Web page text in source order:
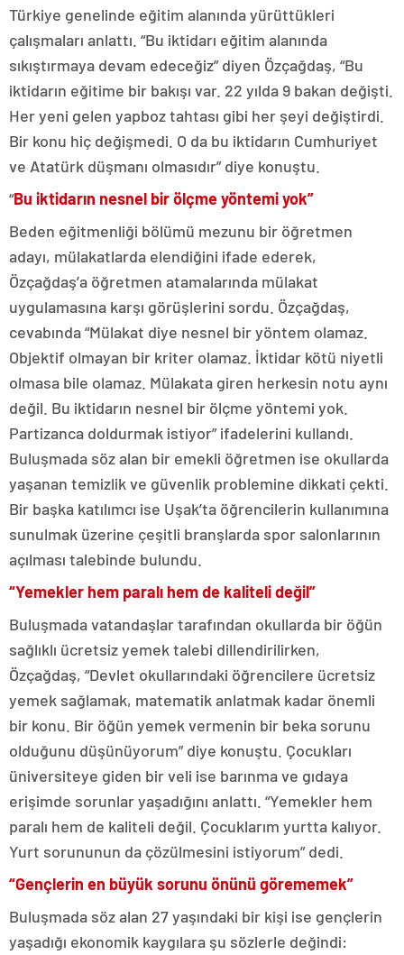
Türkiye genelinde eğitim alanında yürüttükleri
çalışmaları anlattı. “Bu iktidarı eğitim alanında
sıkıştırmaya devam edeceğiz” diyen Özçağdaş, “Bu
iktidarın eğitime bir bakışı var. 22 yılda 9 bakan değişti.
Her yeni gelen yapboz tahtası gibi her şeyi değiştirdi.
Bir konu hiç değişmedi. O da bu iktidarın Cumhuriyet
ve Atatürk düşmanı olmasıdır” diye konuştu.
“Bu iktidarın nesnel bir ölçme yöntemi yok”
Beden eğitmenliği bölümü mezunu bir öğretmen
adayı, mülakatlarda elendiğini ifade ederek,
Özçağdaş’a öğretmen atamalarında mülakat
uygulamasına karşı görüşlerini sordu. Özçağdaş,
cevabında “Mülakat diye nesnel bir yöntem olamaz.
Objektif olmayan bir kriter olamaz. İktidar kötü niyetli
olmasa bile olamaz. Mülakata giren herkesin notu aynı
değil. Bu iktidarın nesnel bir ölçme yöntemi yok.
Partizanca doldurmak istiyor” ifadelerini kullandı.
Buluşmada söz alan bir emekli öğretmen ise okullarda
yaşanan temizlik ve güvenlik problemine dikkati çekti.
Bir başka katılımcı ise Uşak’ta öğrencilerin kullanımına
sunulmak üzerine çeşitli branşlarda spor salonlarının
açılması talebinde bulundu.
“Yemekler hem paralı hem de kaliteli değil”
Buluşmada vatandaşlar tarafından okullarda bir öğün
sağlıklı ücretsiz yemek talebi dillendirilirken,
Özçağdaş, “Devlet okullarındaki öğrencilere ücretsiz
yemek sağlamak, matematik anlatmak kadar önemli
bir konu. Bir öğün yemek vermenin bir beka sorunu
olduğunu düşünüyorum” diye konuştu. Çocukları
üniversiteye giden bir veli ise barınma ve gıdaya
erişimde sorunlar yaşadığını anlattı. “Yemekler hem
paralı hem de kaliteli değil. Çocuklarım yurtta kalıyor.
Yurt sorununun da çözülmesini istiyorum” dedi.
“Gençlerin en büyük sorunu önünü görememek”
Buluşmada söz alan 27 yaşındaki bir kişi ise gençlerin
yaşadığı ekonomik kaygılara şu sözlerle değindi: